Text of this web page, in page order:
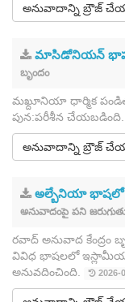
అనువాదాన్ని బ్రౌజ్
మాసిడోనియన్
బృందం
మఖ్దూనియా ధార్మిక
పున:పరీశీన చేయబడింది.
అనువాదాన్ని బ్రౌజ్
అల్బేనియా భాషలో
అనువాదంపై పని
రవాద్ అనువాద
వివిధ భాషలలో
అనువదించింది.
2026-